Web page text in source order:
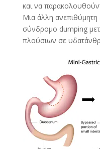
και να
Μια άλλη ανεπιθύμητη
σύνδρομο dumping
πλούσιων σε